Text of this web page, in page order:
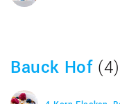
Bauck Hof(4)